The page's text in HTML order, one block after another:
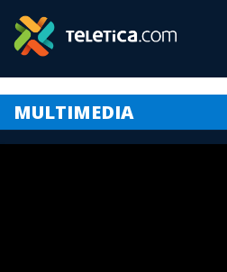
MULTIMEDIA